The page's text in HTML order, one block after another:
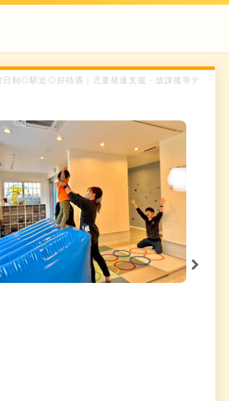
制◎駅近◎好待遇｜児童発達支援・放課後等デ